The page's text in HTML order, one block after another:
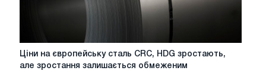
Ціни
Ціни на європейську сталь CRC, HDG зростають,
але зростання залишається обмеженим